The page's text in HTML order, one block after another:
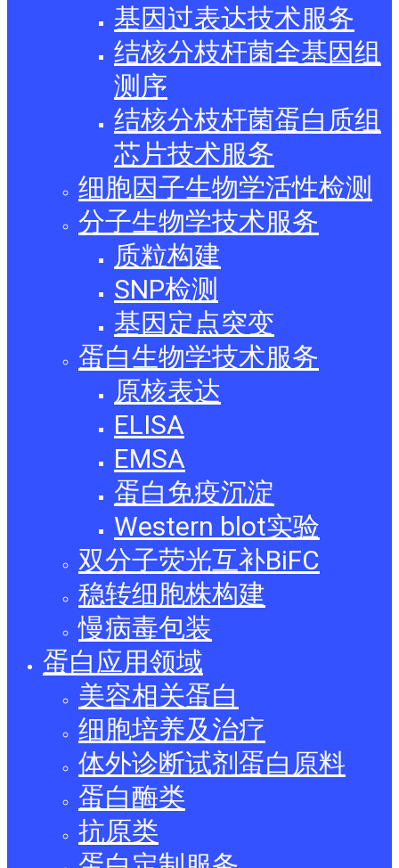
基因过表达技术服务
结核分枝杆菌全基因组
测序
结核分枝杆菌蛋白质组
芯片技术服务
细胞因子生物学活性检测
分子生物学技术服务
质粒构建
SNP检测
基因定点突变
蛋白生物学技术服务
原核表达
ELISA
EMSA
蛋白免疫沉淀
Western blot实验
双分子荧光互补BiFC
稳转细胞株构建
慢病毒包装
蛋白应用领域
美容相关蛋白
细胞培养及治疗
体外诊断试剂蛋白原料
蛋白酶类
抗原类